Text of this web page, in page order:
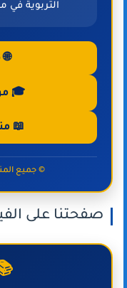
التربوية في
🎓
📖
© جميع
صفحتنا على